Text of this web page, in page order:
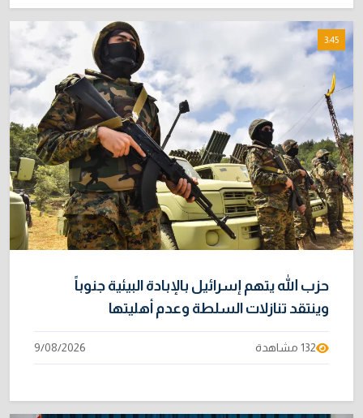
3:45
حزب الله يتهم إسرائيل بالإبادة البيئية جنوباً
وينتقد تنازلات السلطة وعدم أهليتها
132 مشاهدة 9/08/2026